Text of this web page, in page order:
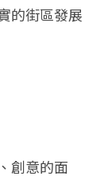
的街區發展
創意的面